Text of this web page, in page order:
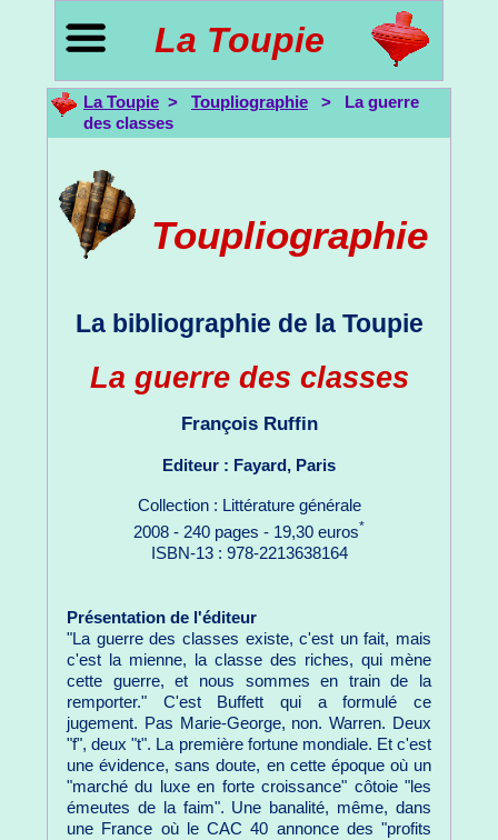
La Toupie
La Toupie > Toupliographie > La guerre
des classes
Toupliographie
La bibliographie de la Toupie
La guerre des classes
François Ruffin
Editeur : Fayard, Paris
Collection : Littérature générale
2008 - 240 pages - 19,30 euros*
ISBN-13 : 978-2213638164
Présentation de l'éditeur
"La guerre des classes existe, c'est un fait, mais
c'est la mienne, la classe des riches, qui mène
cette guerre, et nous sommes en train de la
remporter." C'est Buffett qui a formulé ce
jugement. Pas Marie-George, non. Warren. Deux
"f", deux "t". La première fortune mondiale. Et c'est
une évidence, sans doute, en cette époque où un
"marché du luxe en forte croissance" côtoie "les
émeutes de la faim". Une banalité, même, dans
une France où le CAC 40 annonce des "profits